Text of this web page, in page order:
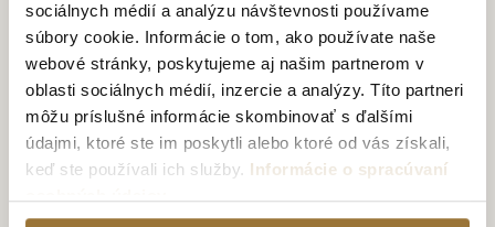
sociálnych médií a analýzu návštevnosti používame
súbory cookie. Informácie o tom, ako používate naše
webové stránky, poskytujeme aj našim partnerom v
oblasti sociálnych médií, inzercie a analýzy. Títo partneri
môžu príslušné informácie skombinovať s ďalšími
údajmi, ktoré ste im poskytli alebo ktoré od vás získali,
keď ste používali ich služby. Informácie o spracúvaní